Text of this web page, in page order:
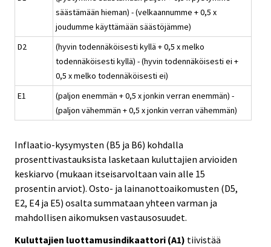
säästämään hieman) - (velkaannumme + 0,5 x
joudumme käyttämään säästöjämme)
D2
(hyvin todennäköisesti kyllä + 0,5 x melko
todennäköisesti kyllä) - (hyvin todennäköisesti ei +
0,5 x melko todennäköisesti ei)
E1
(paljon enemmän + 0,5 x jonkin verran enemmän) -
(paljon vähemmän + 0,5 x jonkin verran vähemmän)
Inflaatio-kysymysten (B5 ja B6) kohdalla
prosenttivastauksista lasketaan kuluttajien arvioiden
keskiarvo (mukaan itseisarvoltaan vain alle 15
prosentin arviot). Osto- ja lainanottoaikomusten (D5,
E2, E4 ja E5) osalta summataan yhteen varman ja
mahdollisen aikomuksen vastausosuudet.
Kuluttajien luottamusindikaattori (A1) tiivistää